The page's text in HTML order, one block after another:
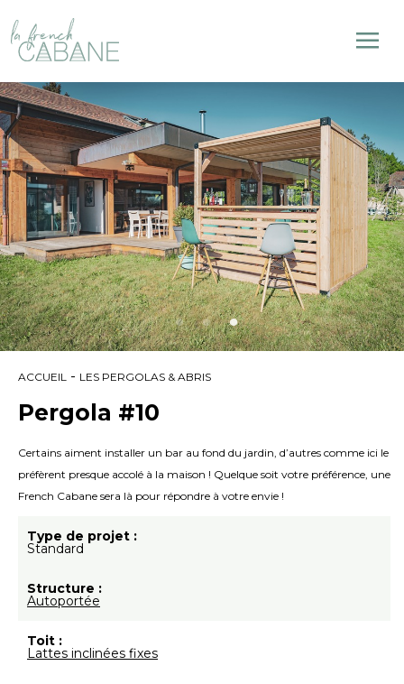
ACCUEIL - LES PERGOLAS & ABRIS
Pergola #10
Certains aiment installer un bar au fond du jardin, d’autres comme ici le
préfèrent presque accolé à la maison ! Quelque soit votre préférence, une
French Cabane sera là pour répondre à votre envie !
Type de projet :
Standard
Structure :
Autoportée
Toit :
Lattes inclinées fixes